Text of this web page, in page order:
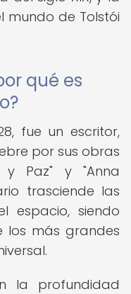
mundo de Tolstói
qué es
fue un escritor,
por sus obras
y Paz" y "Anna
trasciende las
espacio, siendo
los más grandes
la profundidad